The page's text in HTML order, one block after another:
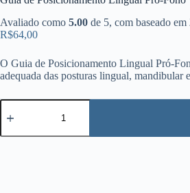
Avaliado como 5.00 de 5, com baseado em
R$64,00
O Guia de Posicionamento Lingual Pró-
adequada das posturas lingual,
Guia
de
Lingual